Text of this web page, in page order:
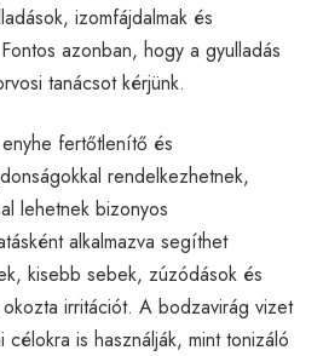
izomfájdalmak és
azonban, hogy a gyulladás
tanácsot kérjünk.
fertőtlenítő és
rendelkezhetnek,
lehetnek bizonyos
alkalmazva segíthet
kisebb sebek, zúzódások és
irritációt. A bodzavirág vizet
célokra is használják, mint tonizáló